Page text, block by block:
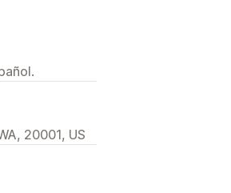
20001, US